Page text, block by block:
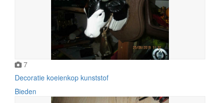
7
Decoratie koeienkop kunststof
Bieden